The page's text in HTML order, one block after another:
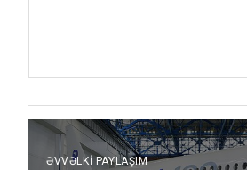
ƏVVƏLKI PAYLAŞIM